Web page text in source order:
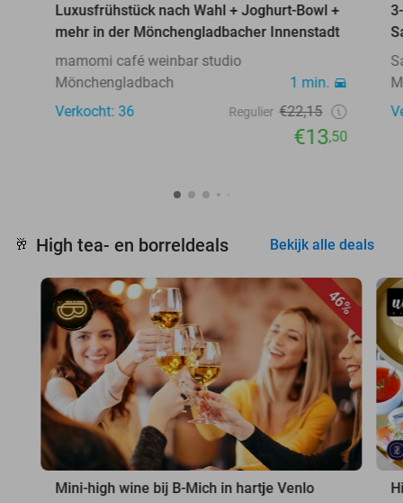
Luxusfrühstück nach Wahl + Joghurt-Bowl +
mehr in der Mönchengladbacher Innenstadt
mamomi café weinbar studio
Mönchengladbach
1 min.
Verkocht: 36
Regulier €22,15
€13,50
🥂 High tea- en borreldeals Bekijk alle deals
46%
Mini-high wine bij B-Mich in hartje Venlo